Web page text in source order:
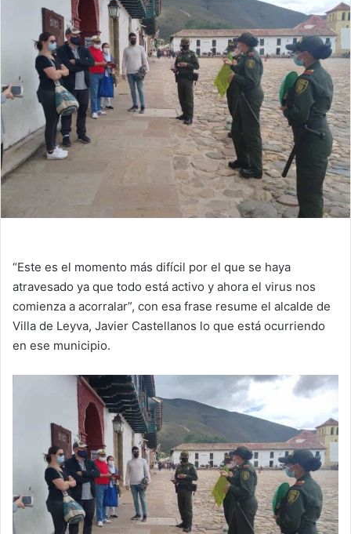
“Este es el momento más difícil por el que se haya
atravesado ya que todo está activo y ahora el virus nos
comienza a acorralar”, con esa frase resume el alcalde de
Villa de Leyva, Javier Castellanos lo que está ocurriendo
en ese municipio.